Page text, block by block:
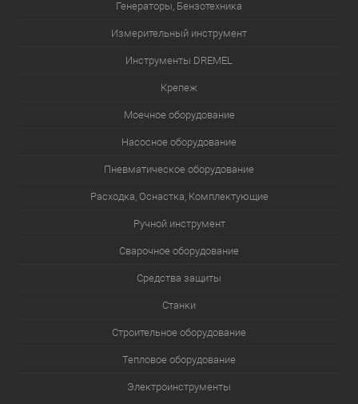
Генераторы, Бензотехника
Измерительный инструмент
Инструменты DREMEL
Крепеж
Моечное оборудование
Насосное оборудование
Пневматическое оборудование
Расходка, Оснастка, Комплектующие
Ручной инструмент
Сварочное оборудование
Средства защиты
Станки
Строительное оборудование
Тепловое оборудование
Электроинструменты